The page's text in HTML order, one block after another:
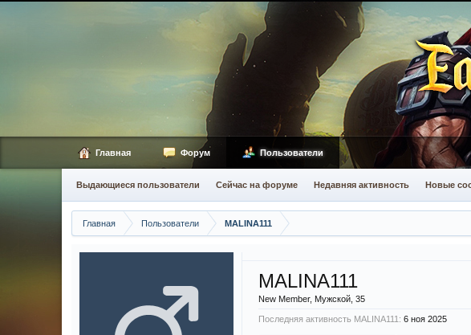
Главная Пользователи MALINA111
MALINA111
New Member, Мужской, 35
Последняя активность MALINA111: 6 ноя 2025
Главная Форум Пользователи
Выдающиеся пользователи Сейчас на форуме Недавняя активность Новые